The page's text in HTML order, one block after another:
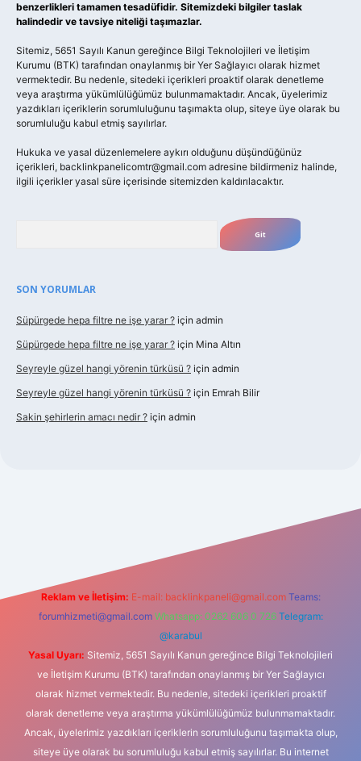
benzerlikleri tamamen tesadüfidir. Sitemizdeki bilgiler taslak
halindedir ve tavsiye niteliği taşımazlar.
Sitemiz, 5651 Sayılı Kanun gereğince Bilgi Teknolojileri ve İletişim
Kurumu (BTK) tarafından onaylanmış bir Yer Sağlayıcı olarak hizmet
vermektedir. Bu nedenle, sitedeki içerikleri proaktif olarak denetleme
veya araştırma yükümlülüğümüz bulunmamaktadır. Ancak, üyelerimiz
yazdıkları içeriklerin sorumluluğunu taşımakta olup, siteye üye olarak bu
sorumluluğu kabul etmiş sayılırlar.
Hukuka ve yasal düzenlemelere aykırı olduğunu düşündüğünüz
içerikleri, backlinkpanelicomtr@gmail.com adresine bildirmeniz halinde,
ilgili içerikler yasal süre içerisinde sitemizden kaldırılacaktır.
SON YORUMLAR
Süpürgede hepa filtre ne işe yarar ? için admin
Süpürgede hepa filtre ne işe yarar ? için Mina Altın
Seyreyle güzel hangi yörenin türküsü ? için admin
Seyreyle güzel hangi yörenin türküsü ? için Emrah Bilir
Sakin şehirlerin amacı nedir ? için admin
Reklam ve İletişim: E-mail: backlinkpaneli@gmail.com Teams:
forumhizmeti@gmail.com Whatsapp: 0262 606 0 726 Telegram:
@karabul
Yasal Uyarı: Sitemiz, 5651 Sayılı Kanun gereğince Bilgi Teknolojileri
ve İletişim Kurumu (BTK) tarafından onaylanmış bir Yer Sağlayıcı
olarak hizmet vermektedir. Bu nedenle, sitedeki içerikleri proaktif
olarak denetleme veya araştırma yükümlülüğümüz bulunmamaktadır.
Ancak, üyelerimiz yazdıkları içeriklerin sorumluluğunu taşımakta olup,
siteye üye olarak bu sorumluluğu kabul etmiş sayılırlar. Bu internet